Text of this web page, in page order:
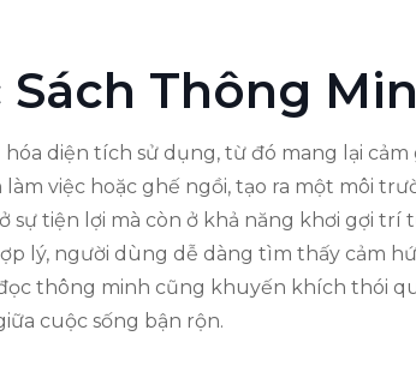
Thông
diện tích sử dụng, từ đó mang lại cảm
việc hoặc ghế ngồi, tạo ra một môi
sự tiện lợi mà còn ở khả năng khơi gợi
lý, người dùng dễ dàng tìm thấy cảm
thông minh cũng khuyến khích thói
cuộc sống bận rộn.